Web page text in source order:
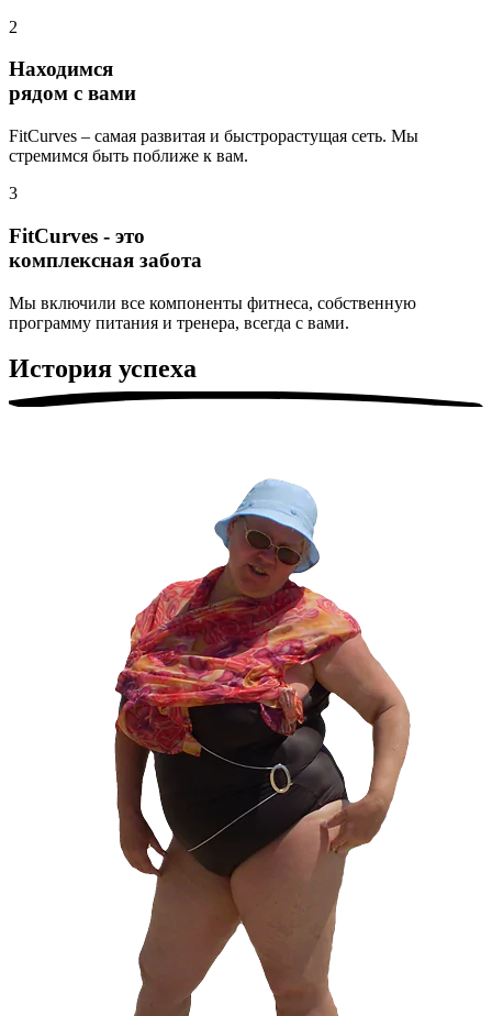
2
Находимся
рядом с вами
FitCurves – самая развитая и быстрорастущая сеть. Мы
стремимся быть поближе к вам.
3
FitCurves - это
комплексная забота
Мы включили все компоненты фитнеса, собственную
программу питания и тренера, всегда с вами.
История успеха